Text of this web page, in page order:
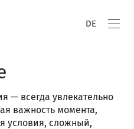
DE
— всегда увлекательно
важность момента,
условия, сложный,